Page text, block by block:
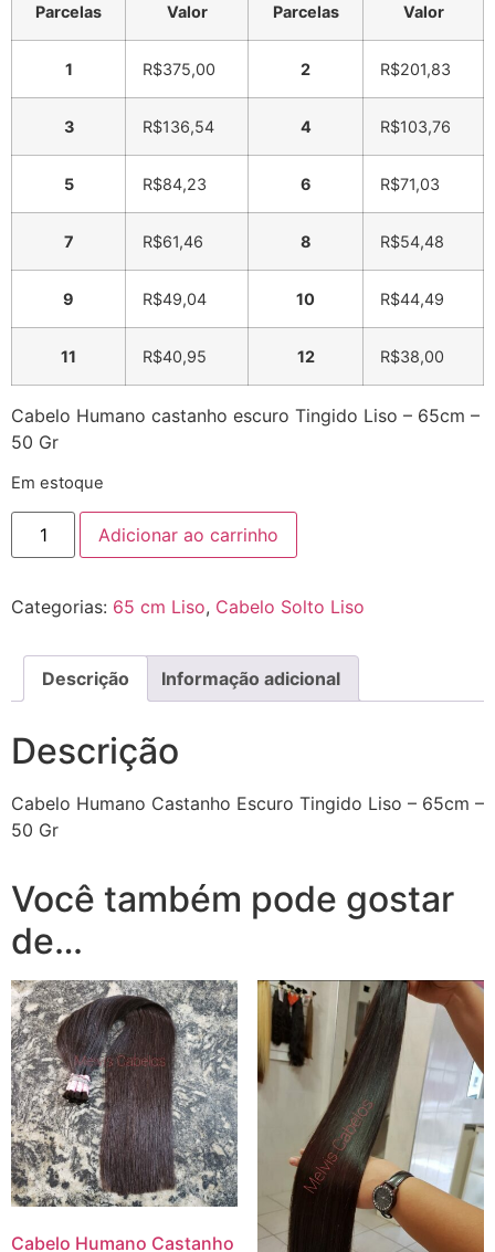
Parcelas Valor Parcelas Valor
1 R$375,00 2 R$201,83
3 R$136,54 4 R$103,76
5 R$84,23 6 R$71,03
7 R$61,46 8 R$54,48
9 R$49,04 10 R$44,49
11 R$40,95 12 R$38,00
Cabelo Humano castanho escuro Tingido Liso – 65cm –
50 Gr
Em estoque
Adicionar ao carrinho
Categorias: 65 cm Liso, Cabelo Solto Liso
Descrição Informação adicional
Descrição
Cabelo Humano Castanho Escuro Tingido Liso – 65cm –
50 Gr
Você também pode gostar
de…
Cabelo Humano Castanho